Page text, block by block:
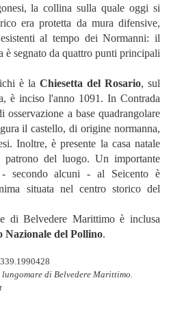
la collina sulla quale oggi si
era protetta da mura difensive,
al tempo dei Normanni: il
è segnato da quattro punti principali
è la Chiesetta del Rosario, sul
è inciso l'anno 1091. In Contrada
osservazione a base quadrangolare
il castello, di origine normanna,
Inoltre, è presente la casa natale
patrono del luogo. Un importante
- secondo alcuni - al Seicento è
situata nel centro storico del
di Belvedere Marittimo è inclusa
Nazionale del Pollino.
di Belvedere Marittimo.